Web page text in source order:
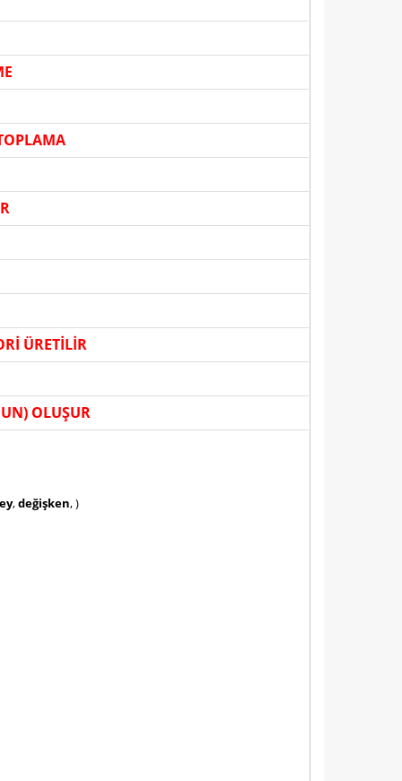
ÜRETİLİR
OLUŞUR
,değişken, )